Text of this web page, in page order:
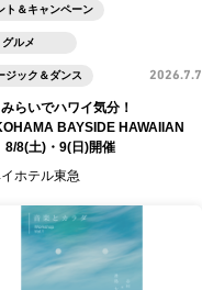
らいでハワイ気分！
BAYSIDE HAWAIIAN
8/8(土)・9(日)開催
ホテル東急
ト＆キャンペーン
グルメ
ジック＆ダンス 2026.7.7